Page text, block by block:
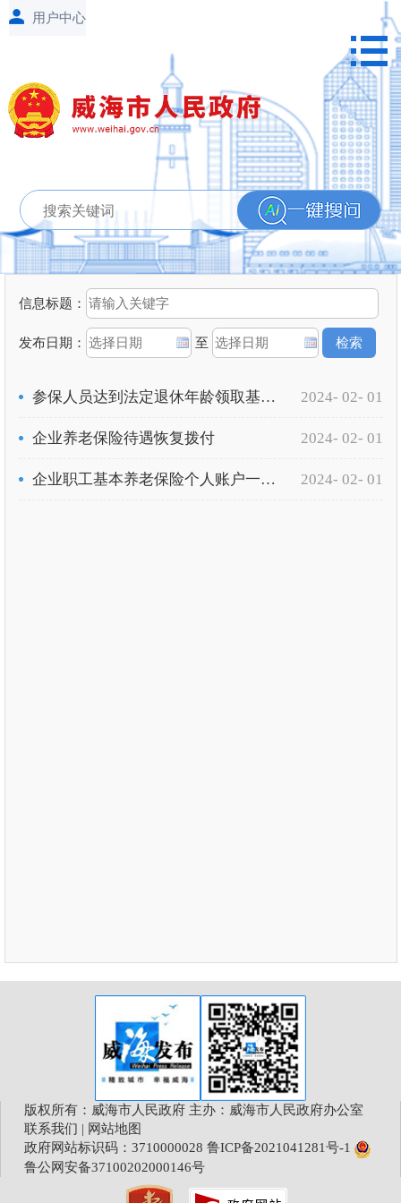
信息标题：
发布日期： 至
参保人员达到法定退休年龄领取基本养老保险待遇资格确认 2024- 02- 01
企业养老保险待遇恢复拨付 2024- 02- 01
企业职工基本养老保险个人账户一次性待遇申领（退休人员） 2024- 02- 01
版权所有：威海市人民政府 主办：威海市人民政府办公室
联系我们 | 网站地图
政府网站标识码：3710000028 鲁ICP备2021041281号-1
鲁公网安备37100202000146号